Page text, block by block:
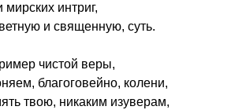
интриг,
и священную, суть.
чистой веры,
благоговейно, колени,
твою, никаким изуверам,